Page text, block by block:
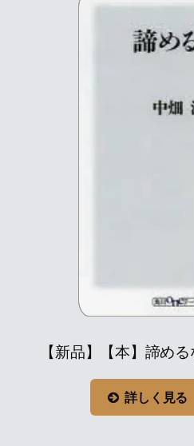
【新品】【本】諦め
詳しく見る